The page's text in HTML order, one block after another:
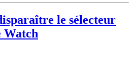
le sélecteur
Watch